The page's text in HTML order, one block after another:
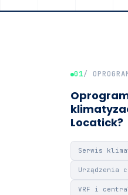
01/
Locatick?
Serwis
Urządzenia
VRF i